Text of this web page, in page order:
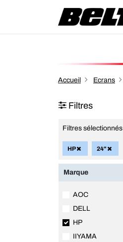
Accueil Ecrans
Filtres
Filtres sélectionnés
HP 24"
Marque
AOC
DELL
HP
IIYAMA